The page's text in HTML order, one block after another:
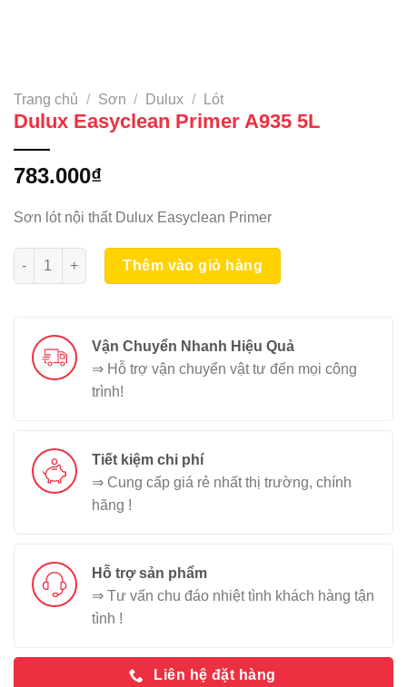
Trang chủ / Sơn / Dulux / Lót
Dulux Easyclean Primer A935 5L
783.000₫
Sơn lót nội thất Dulux Easyclean Primer
Dulux Easyclean Primer A935 5L số lượng
Thêm vào giỏ hàng
Vận Chuyển Nhanh Hiệu Quả
⇒ Hỗ trợ vận chuyển vật tư đến mọi công
trình!
Tiết kiệm chi phí
⇒ Cung cấp giá rẻ nhất thị trường, chính
hãng !
Hỗ trợ sản phẩm
⇒ Tư vấn chu đáo nhiệt tình khách hàng tận
tình !
Liên hệ đặt hàng